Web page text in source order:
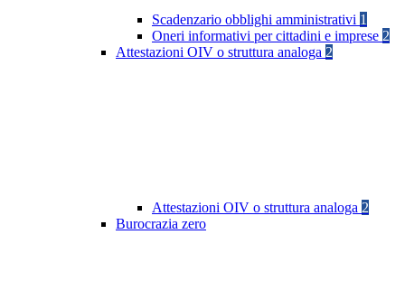
Scadenzario obblighi amministrativi 1
Oneri informativi per cittadini e imprese 2
Attestazioni OIV o struttura analoga 2
Attestazioni OIV o struttura analoga 2
Burocrazia zero